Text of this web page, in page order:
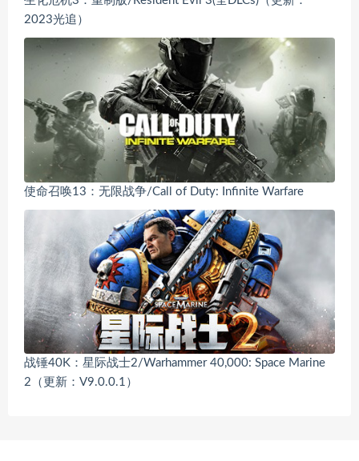
2023光追）
使命召唤13：无限战争/Call of Duty: Infinite Warfare
战锤40K：星际战士2/Warhammer 40,000: Space Marine
2（更新：V9.0.0.1）